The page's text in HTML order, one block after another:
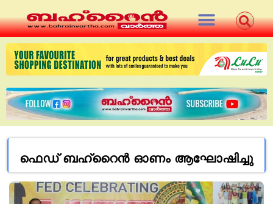
ഫെഡ് ബഹ്റൈന്‍ ഓണം ആഘോഷിച്ചു